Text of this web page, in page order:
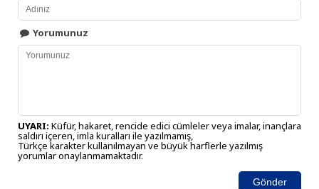
Yorumunuz
UYARI: Küfür, hakaret, rencide edici cümleler veya imalar, inançlara
saldırı içeren, imla kuralları ile yazılmamış,
Türkçe karakter kullanılmayan ve büyük harflerle yazılmış
yorumlar onaylanmamaktadır.
Gönder